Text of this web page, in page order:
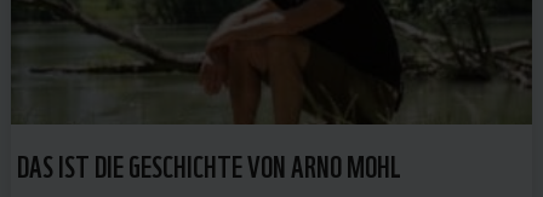
DAS IST DIE GESCHICHTE VON ARNO MOHL